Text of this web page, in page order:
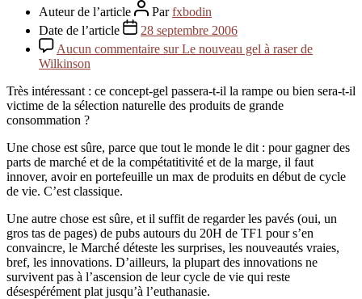
Auteur de l’article Parfxbodin
Date de l’article
28 septembre 2006
Aucun commentaire sur Le nouveau gel à raser de
Wilkinson
Très intéressant : ce concept-gel passera-t-il la rampe ou bien sera-t-il
victime de la sélection naturelle des produits de grande
consommation ?
Une chose est sûre, parce que tout le monde le dit : pour gagner des
parts de marché et de la compétatitivité et de la marge, il faut
innover, avoir en portefeuille un max de produits en début de cycle
de vie. C’est classique.
Une autre chose est sûre, et il suffit de regarder les pavés (oui, un
gros tas de pages) de pubs autours du 20H de TF1 pour s’en
convaincre, le Marché déteste les surprises, les nouveautés vraies,
bref, les innovations. D’ailleurs, la plupart des innovations ne
survivent pas à l’ascension de leur cycle de vie qui reste
désespérément plat jusqu’à l’euthanasie.